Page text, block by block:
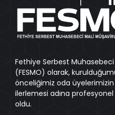
Fethiye Serbest Muhasebeci
(FESMO) olarak,
önceliğimiz oda
ilerlemesi adına
oldu.